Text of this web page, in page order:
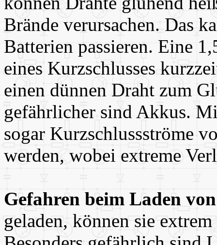
Brände verursachen. Das
Batterien passieren. Eine
eines Kurzschlusses
einen dünnen Draht zum
gefährlicher sind Akkus.
sogar Kurzschlussströme
werden, wobei extreme
Gefahren beim Laden
geladen, können sie